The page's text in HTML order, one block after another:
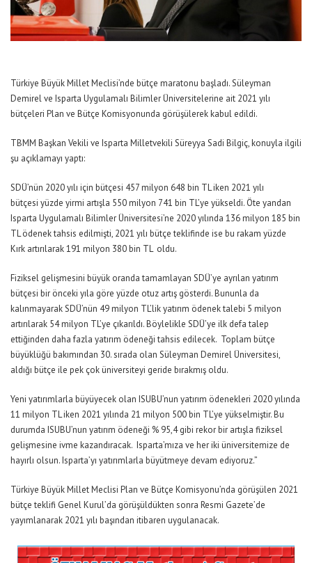
Türkiye Büyük Millet Meclisi’nde bütçe maratonu başladı. Süleyman
Demirel ve Isparta Uygulamalı Bilimler Üniversitelerine ait 2021 yılı
bütçeleri Plan ve Bütçe Komisyonunda görüşülerek kabul edildi.
TBMM Başkan Vekili ve Isparta Milletvekili Süreyya Sadi Bilgiç, konuyla ilgili
şu açıklamayı yaptı:
SDÜ’nün 2020 yılı için bütçesi 457 milyon 648 bin TL iken 2021 yılı
bütçesi yüzde yirmi artışla 550 milyon 741 bin TL’ye yükseldi. Öte yandan
Isparta Uygulamalı Bilimler Üniversitesi’ne 2020 yılında 136 milyon 185 bin
TL ödenek tahsis edilmişti, 2021 yılı bütçe teklifinde ise bu rakam yüzde
Kırk artırılarak 191 milyon 380 bin TL oldu.
Fiziksel gelişmesini büyük oranda tamamlayan SDÜ’ye ayrılan yatırım
bütçesi bir önceki yıla göre yüzde otuz artış gösterdi. Bununla da
kalınmayarak SDÜ’nün 49 milyon TL’lik yatırım ödenek talebi 5 milyon
artırılarak 54 milyon TL’ye çıkarıldı. Böylelikle SDÜ’ye ilk defa talep
ettiğinden daha fazla yatırım ödeneği tahsis edilecek. Toplam bütçe
büyüklüğü bakımından 30. sırada olan Süleyman Demirel Üniversitesi,
aldığı bütçe ile pek çok üniversiteyi geride bırakmış oldu.
Yeni yatırımlarla büyüyecek olan ISUBU’nun yatırım ödenekleri 2020 yılında
11 milyon TL iken 2021 yılında 21 milyon 500 bin TL’ye yükselmiştir. Bu
durumda ISUBU’nun yatırım ödeneği % 95,4 gibi rekor bir artışla fiziksel
gelişmesine ivme kazandıracak. Isparta’mıza ve her iki üniversitemize de
hayırlı olsun. Isparta’yı yatırımlarla büyütmeye devam ediyoruz.”
Türkiye Büyük Millet Meclisi Plan ve Bütçe Komisyonu’nda görüşülen 2021
bütçe teklifi Genel Kurul’da görüşüldükten sonra Resmi Gazete’de
yayımlanarak 2021 yılı başından itibaren uygulanacak.